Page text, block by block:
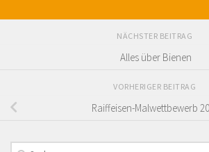
NÄCHSTER BEITRAG
Alles über Bienen
VORHERIGER BEITRAG
Raiffeisen-Malwettbewerb
Suchen